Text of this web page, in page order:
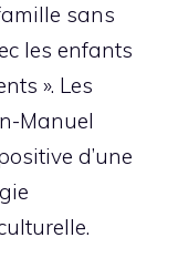
sans
les enfants
». Les
Manuel
d’une